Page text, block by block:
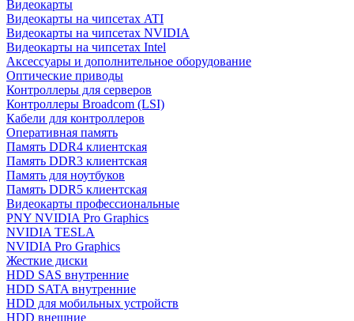
Видеокарты
Видеокарты на чипсетах ATI
Видеокарты на чипсетах NVIDIA
Видеокарты на чипсетах Intel
Аксессуары и дополнительное оборудование
Оптические приводы
Контроллеры для серверов
Контроллеры Broadcom (LSI)
Кабели для контроллеров
Оперативная память
Память DDR4 клиентская
Память DDR3 клиентская
Память для ноутбуков
Память DDR5 клиентская
Видеокарты профессиональные
PNY NVIDIA Pro Graphics
NVIDIA TESLA
NVIDIA Pro Graphics
Жесткие диски
HDD SAS внутренние
HDD SATA внутренние
HDD для мобильных устройств
HDD внешние